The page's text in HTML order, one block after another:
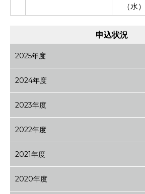
（水）
申込状況
2025年度
2024年度
2023年度
2022年度
2021年度
2020年度